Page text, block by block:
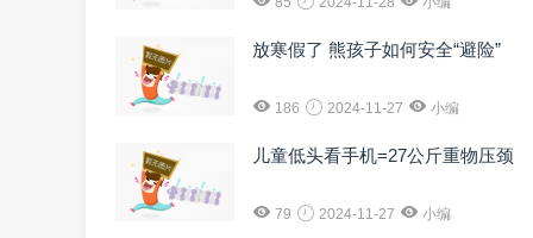
放寒假了 熊孩子如何安全“避险”
186 2024-11-27 小编
儿童低头看手机=27公斤重物压颈
79 2024-11-27 小编